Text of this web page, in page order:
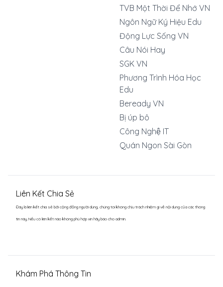
TVB Một Thời Để Nhớ VN
Ngôn Ngữ Ký Hiệu Edu
Động Lực Sống VN
Câu Nói Hay
SGK VN
Phương Trình Hóa Học
Edu
Beready VN
Bị úp bô
Công Nghệ IT
Quán Ngon Sài Gòn
Liên Kết Chia Sẻ
Đây là liên kết chia sẻ bới cộng đồng người dùng, chúng tôi không chịu trách nhiệm gì về nội dung của các thông
tin này. Nếu có liên kết nào không phù hợp xin hãy báo cho admin.
Khám Phá Thông Tin